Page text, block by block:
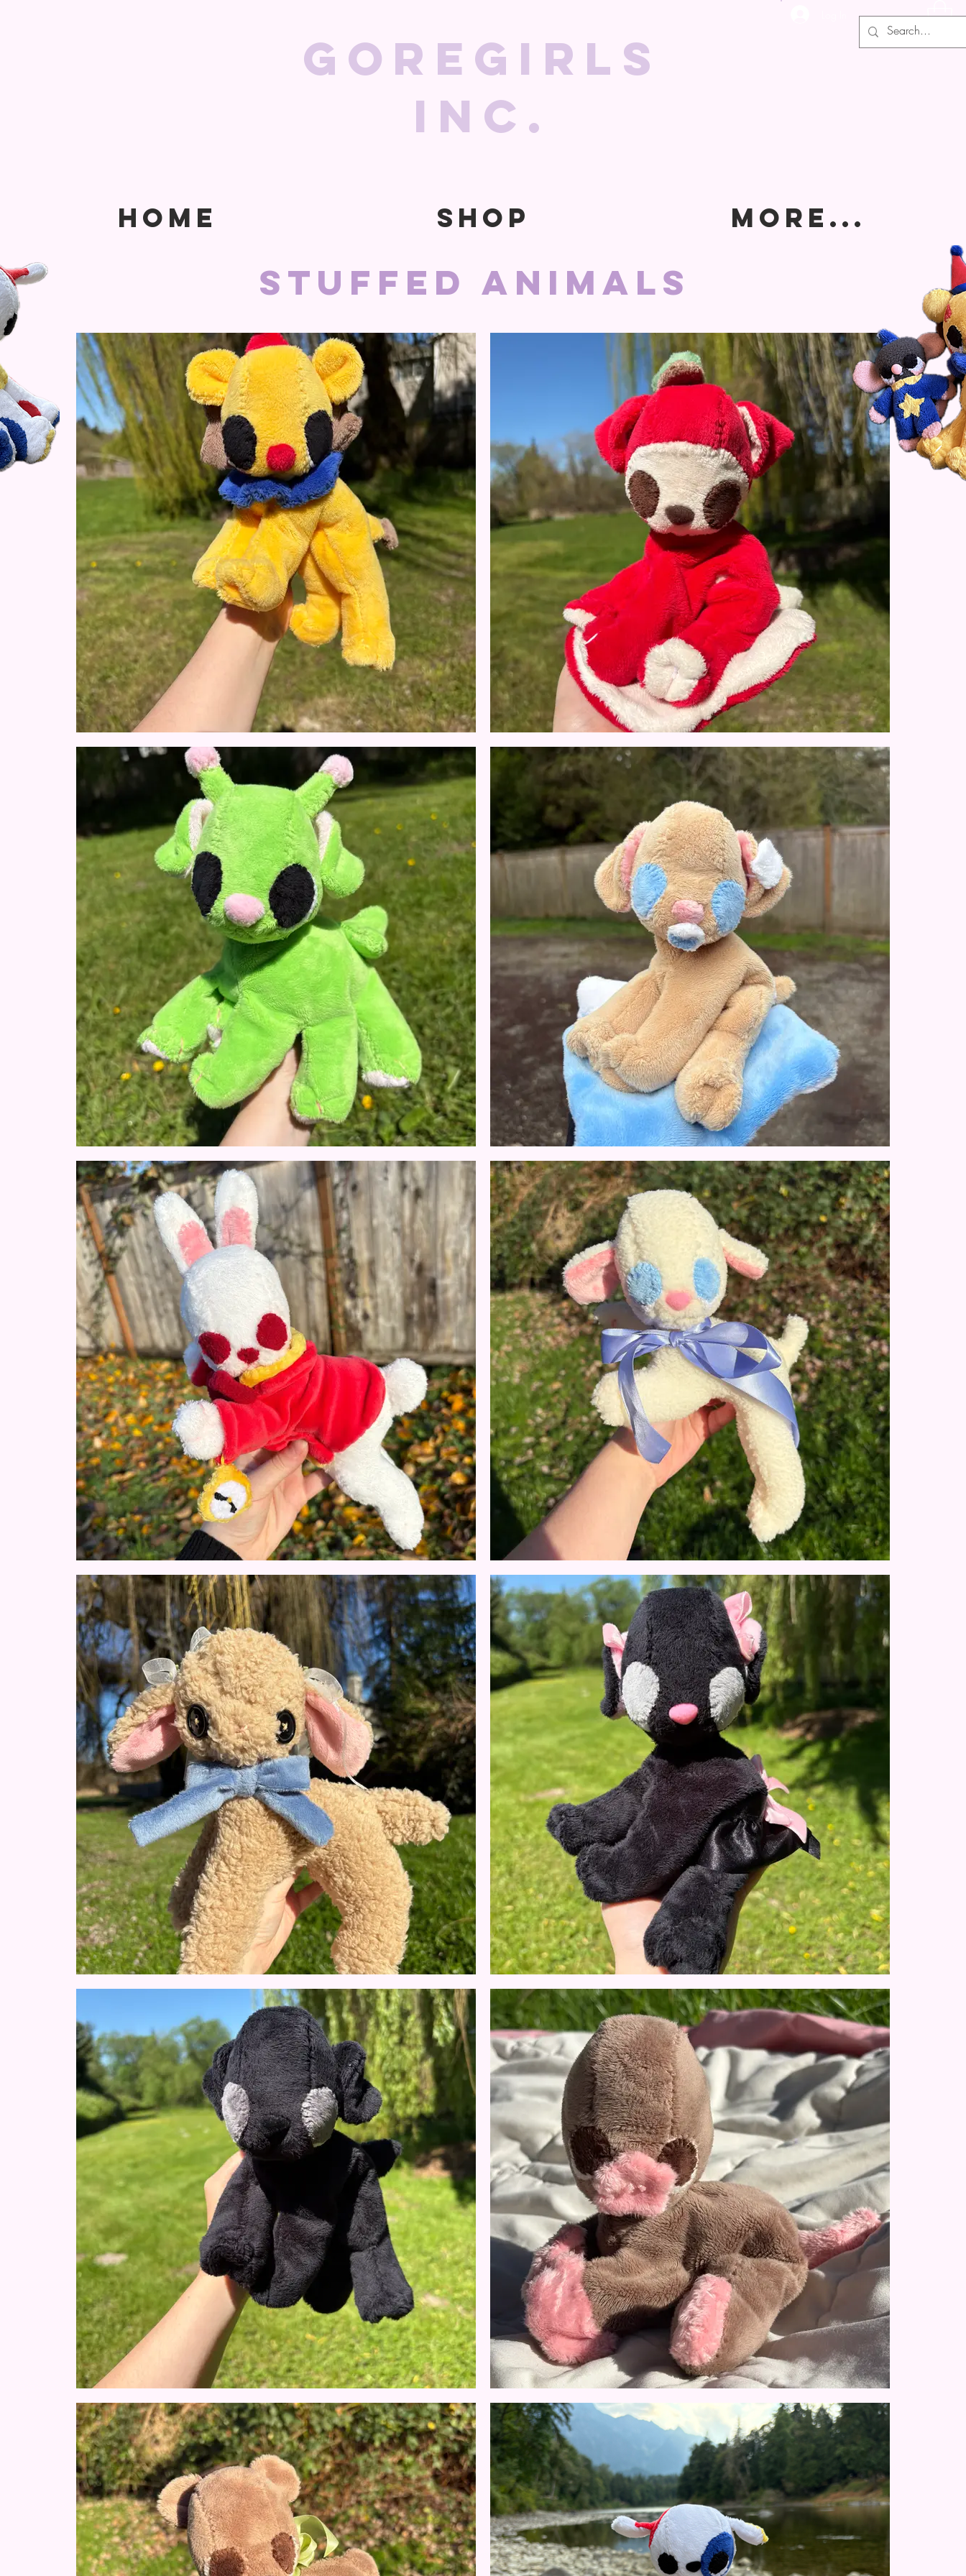
GoreGirls
Inc.
HOME SHOP MORE...
stuffed animals